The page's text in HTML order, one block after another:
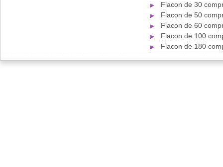
Flacon de 30
Flacon de 50
Flacon de 60
Flacon de 100
Flacon de 180